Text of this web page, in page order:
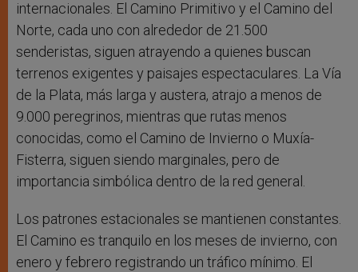
internacionales. El Camino Primitivo y el Camino del
Norte, cada uno con alrededor de 21.500
senderistas, siguen atrayendo a quienes buscan
terrenos exigentes y paisajes espectaculares. La Vía
de la Plata, más larga y austera, atrajo a menos de
9.000 peregrinos, mientras que rutas menos
conocidas, como el Camino de Invierno o Muxía-
Fisterra, siguen siendo marginales, pero de
importancia simbólica dentro de la red general.
Los patrones estacionales se mantienen constantes.
El Camino es tranquilo en los meses de invierno, con
enero y febrero registrando un tráfico mínimo. El